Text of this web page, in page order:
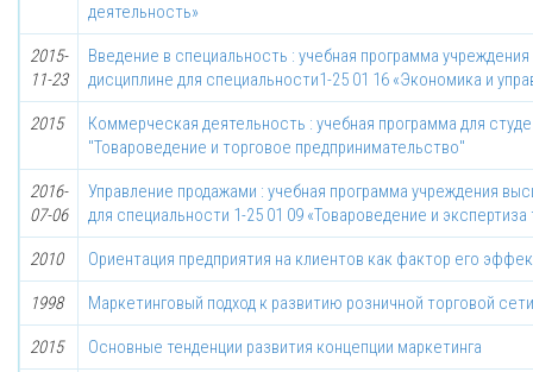
деятельность»
2015-
11-23
Введение в специальность : учебная программа
дисциплине для специальности1-25 01 16 «Экономика и
2015
Коммерческая деятельность : учебная программа для
"Товароведение и торговое предпринимательство"
2016-
07-06
Управление продажами : учебная программа учреждения
для специальности 1-25 01 09 «Товароведение и экспертиза
2010 Ориентация предприятия на клиентов как фактор его
1998 Маркетинговый подход к развитию розничной торговой сети
2015 Основные тенденции развития концепции маркетинга